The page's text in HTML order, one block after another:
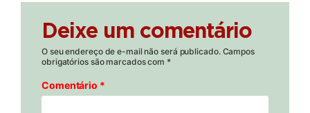
Deixe um comentário
O seu endereço de e-mail não será publicado. Campos
obrigatórios são marcados com *
Comentário *